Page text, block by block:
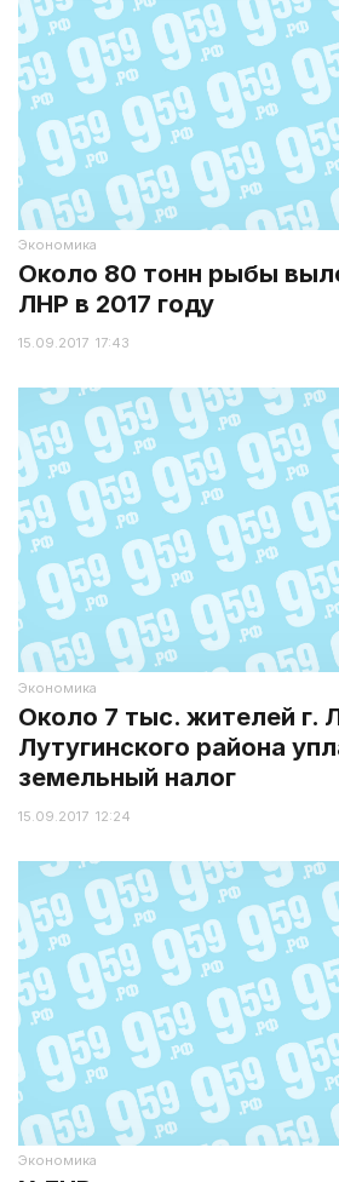
Экономика
Около 80 тонн рыбы
ЛНР в 2017 году
15.09.2017 17:43
Экономика
Около 7 тыс. жителей г.
Лутугинского района
земельный налог
15.09.2017 12:24
Экономика